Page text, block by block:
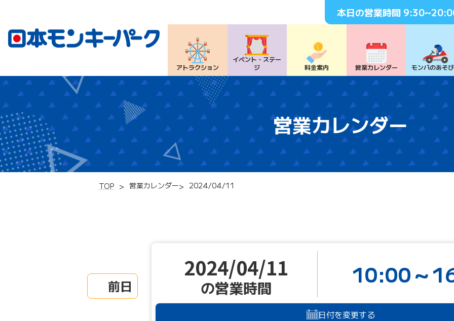
本日の営業時間
アトラクション
イベント・ ステー
ジ
料⾦案内 営業カレンダー モンパのあそ
営業カレンダー
TOP 営業カレンダー 2024/04/11
前日
2024/04/11
の営業時間 10:00～
日付を変更する